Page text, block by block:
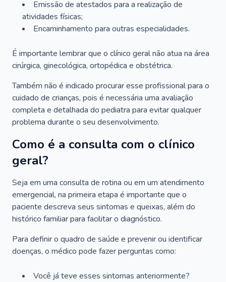
Emissão de atestados para a realização de
atividades físicas;
Encaminhamento para outras especialidades.
É importante lembrar que o clínico geral não atua na área
cirúrgica, ginecológica, ortopédica e obstétrica.
Também não é indicado procurar esse profissional para o
cuidado de crianças, pois é necessária uma avaliação
completa e detalhada do pediatra para evitar qualquer
problema durante o seu desenvolvimento.
Como é a consulta com o clínico
geral?
Seja em uma consulta de rotina ou em um atendimento
emergencial, na primeira etapa é importante que o
paciente descreva seus sintomas e queixas, além do
histórico familiar para facilitar o diagnóstico.
Para definir o quadro de saúde e prevenir ou identificar
doenças, o médico pode fazer perguntas como:
Você já teve esses sintomas anteriormente?